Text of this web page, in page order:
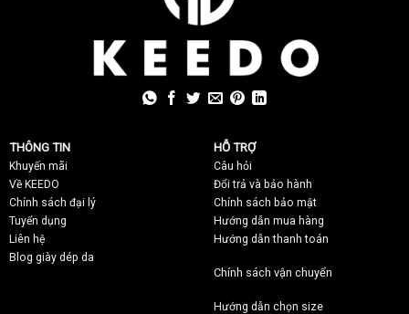
THÔNG TIN
Khuyến mãi
Về KEEDO
Chính sách đại lý
Tuyển dụng
Liên hệ
Blog giày dép da
HỖ TRỢ
Câu hỏi
Đổi trả và bảo hành
Chính sách bảo mật
Hướng dẫn mua hàng
Hướng dẫn thanh toán
Chính sách vận chuyển
Hướng dẫn chọn size